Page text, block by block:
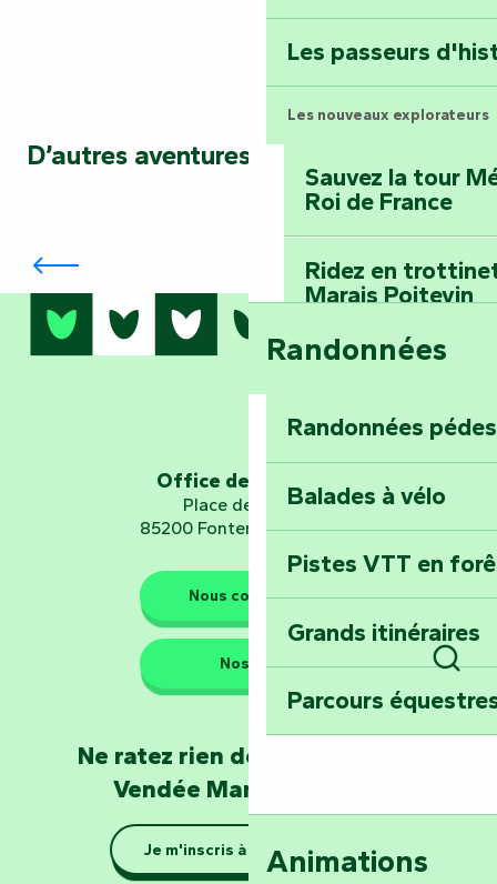
Terre d’étoiles :
Les passeurs
Les nouveaux explorateurs
Sauvez la tour
Roi de France
Ridez en
Marais Poitevin
Embarquez pour
Explorez
d’orientation «
Les gardiens de la nature
Emportez un
Poitevin : Les
Se la couler
barque dans le
Randonnées
Randonnées
Balades à vélo
Pistes VTT en
Grands itinéraires
Parcours
Animations
D’autres aventures vous attendent…
Où boire un verre ? Les maîtres de
l’apéro !
Office de tourisme
Place de Verdun
85200 Fontenay-le-Comte
Nous contacter
Nos QG
Ne ratez rien de l'actualité en
Vendée Marais Poitevin
Je m'inscris à la newsletter